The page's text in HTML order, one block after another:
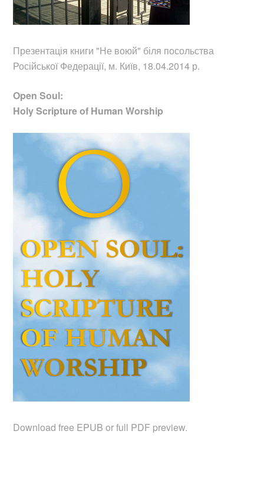
Презентація книги "Не воюй" біля посольства
Російської Федерації, м. Київ, 18.04.2014 р.
Open Soul:
Holy Scripture of Human Worship
Download free EPUB or full PDF preview.